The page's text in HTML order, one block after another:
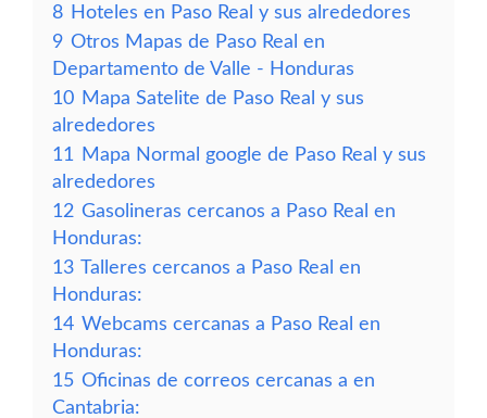
8 Hoteles en Paso Real y sus alrededores
9 Otros Mapas de Paso Real en
Departamento de Valle - Honduras
10 Mapa Satelite de Paso Real y sus
alrededores
11
Mapa Normal google de Paso Real y sus
alrededores
12 Gasolineras cercanos a Paso Real en
Honduras:
13 Talleres cercanos a Paso Real en
Honduras:
14 Webcams cercanas a Paso Real en
Honduras:
15 Oficinas de correos cercanas a en
Cantabria: